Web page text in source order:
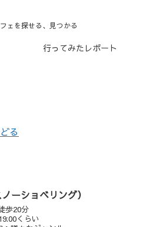
ェを探せる、見つかる
行ってみたレポート
る
ーショベリング）
歩20分
くらい